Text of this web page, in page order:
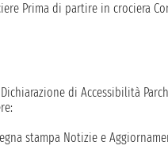
Prima di partire in crociera
Dichiarazione di Accessibilità
stampa Notizie e